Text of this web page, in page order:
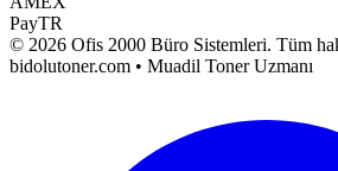
PayTR
© 2026 Ofis 2000 Büro Sistemleri. Tüm
bidolutoner.com • Muadil Toner Uzmanı